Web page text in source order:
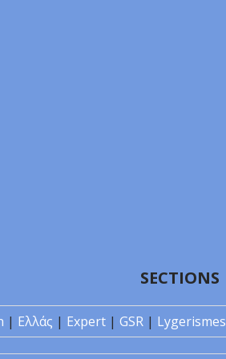
SECTIONS
| Ελλάς | Expert | GSR | Lygerismes